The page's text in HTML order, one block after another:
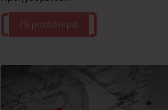
Περισσότερα